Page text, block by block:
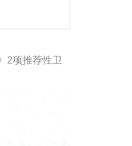
2项推荐性卫